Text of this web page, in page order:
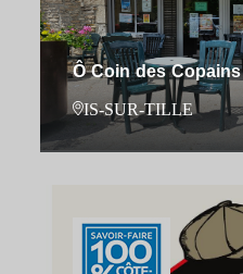
Ô Coin des Copains
IS-SUR-TILLE